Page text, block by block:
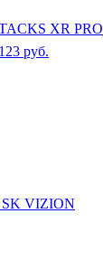
XR PRO
руб.
SK VIZION